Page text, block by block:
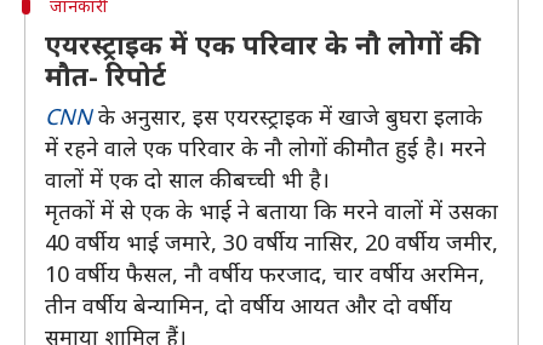
जानकारी
एयरस्ट्राइक में एक परिवार के नौ लोगों की
मौत- रिपोर्ट
CNNके अनुसार, इस एयरस्ट्राइक में खाजे बुघरा इलाके
में रहने वाले एक परिवार के नौ लोगों की मौत हुई है। मरने
वालों में एक दो साल की बच्ची भी है।
मृतकों में से एक के भाई ने बताया कि मरने वालों में उसका
40 वर्षीय भाई जमारे, 30 वर्षीय नासिर, 20 वर्षीय जमीर,
10 वर्षीय फैसल, नौ वर्षीय फरजाद, चार वर्षीय अरमिन,
तीन वर्षीय बेन्यामिन, दो वर्षीय आयत और दो वर्षीय
सुमाया शामिल हैं।